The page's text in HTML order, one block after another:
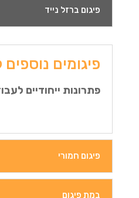
פיגום ברזל נייד
פיגומים
פתרונות ייחודיים
פיגום חמורי
במת פיגום